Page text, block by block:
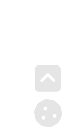
Go